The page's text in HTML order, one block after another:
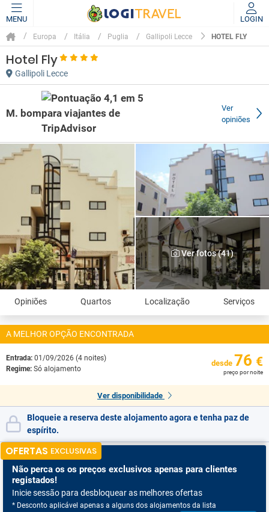
MENU LOGIN
Europa Itália Puglia Gallipoli Lecce HOTEL FLY
Hotel Fly
Gallipoli Lecce
M. bom
Ver
opiniões
Ver fotos (41)
Opiniões Quartos Localização Serviços
A MELHOR OPÇÃO ENCONTRADA
Entrada: 01/09/2026 (4 noites)
Regime: Só alojamento
desde 76 €
preço por noite
Ver disponibilidade
Bloqueie a reserva deste alojamento agora e tenha paz de
espírito.
OFERTAS EXCLUSIVAS
Não perca os os preços exclusivos apenas para clientes
registados!
Inicie sessão para desbloquear as melhores ofertas
* Desconto aplicável apenas a alguns dos alojamentos da lista